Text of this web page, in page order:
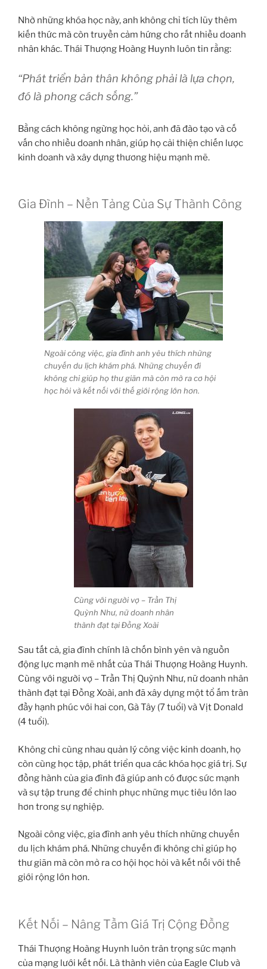
Nhờ những khóa học này, anh không chỉ tích lũy thêm
kiến thức mà còn truyền cảm hứng cho rất nhiều doanh
nhân khác. Thái Thượng Hoàng Huynh luôn tin rằng:
“Phát triển bản thân không phải là lựa chọn,
đó là phong cách sống.”
Bằng cách không ngừng học hỏi, anh đã đào tạo và cố
vấn cho nhiều doanh nhân, giúp họ cải thiện chiến lược
kinh doanh và xây dựng thương hiệu mạnh mẽ.
Gia Đình – Nền Tảng Của Sự Thành Công
Ngoài công việc, gia đình anh yêu thích những
chuyến du lịch khám phá. Những chuyến đi
không chỉ giúp họ thư giãn mà còn mở ra cơ hội
học hỏi và kết nối với thế giới rộng lớn hơn.
Cùng với người vợ – Trần Thị
Quỳnh Như, nữ doanh nhân
thành đạt tại Đồng Xoài
Sau tất cả, gia đình chính là chốn bình yên và nguồn
động lực mạnh mẽ nhất của Thái Thượng Hoàng Huynh.
Cùng với người vợ – Trần Thị Quỳnh Như, nữ doanh nhân
thành đạt tại Đồng Xoài, anh đã xây dựng một tổ ấm tràn
đầy hạnh phúc với hai con, Gà Tây (7 tuổi) và Vịt Donald
(4 tuổi).
Không chỉ cùng nhau quản lý công việc kinh doanh, họ
còn cùng học tập, phát triển qua các khóa học giá trị. Sự
đồng hành của gia đình đã giúp anh có được sức mạnh
và sự tập trung để chinh phục những mục tiêu lớn lao
hơn trong sự nghiệp.
Ngoài công việc, gia đình anh yêu thích những chuyến
du lịch khám phá. Những chuyến đi không chỉ giúp họ
thư giãn mà còn mở ra cơ hội học hỏi và kết nối với thế
giới rộng lớn hơn.
Kết Nối – Nâng Tầm Giá Trị Cộng Đồng
Thái Thượng Hoàng Huynh luôn trân trọng sức mạnh
của mạng lưới kết nối. Là thành viên của Eagle Club và